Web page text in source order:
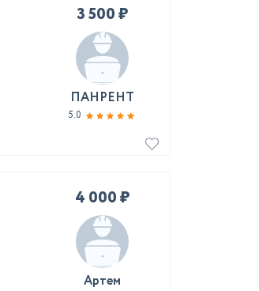
3 500 ₽
ПАНРЕНТ
5.0
4 000 ₽
Артем